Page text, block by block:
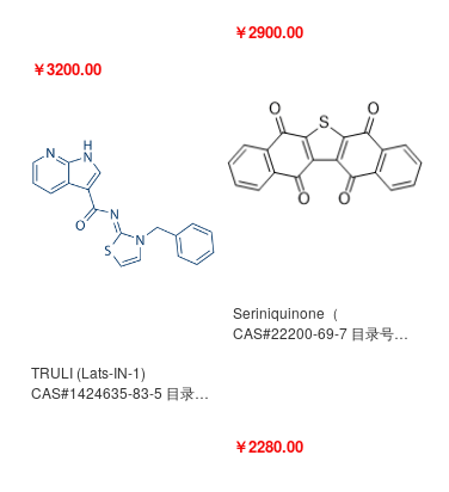
￥3200.00
TRULI (Lats-IN-1)
CAS#1424635-83-5 目录号
￥2900.00
Seriniquinone（
CAS#22200-69-7 目录号
￥2280.00